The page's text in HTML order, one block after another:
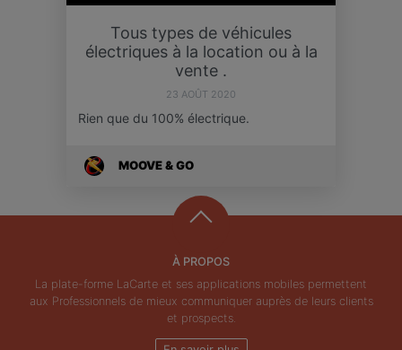
Tous types de véhicules
électriques à la location ou à la
vente .
23 AOÛT 2020
Rien que du 100% électrique.
MOOVE & GO
À PROPOS
La plate-forme LaCarte et ses applications mobiles permettent
aux Professionnels de mieux communiquer auprès de leurs clients
et prospects.